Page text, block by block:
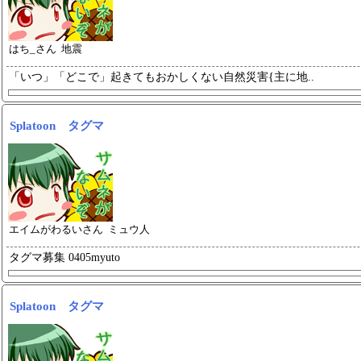
はち_さん 地震
「いつ」「どこで」起きてもおかし くない自然災害{主に地..
Splatoon タグマ
エイムがわるいさん ミュウ人
タグマ募集 0405myuto
Splatoon タグマ